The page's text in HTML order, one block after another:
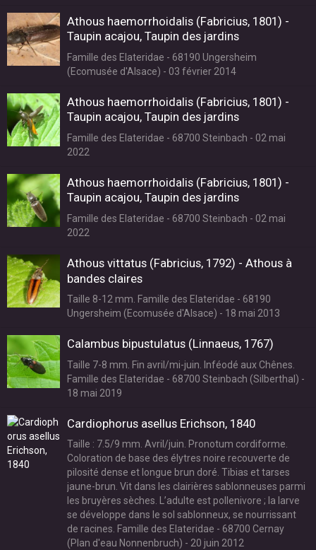
Athous haemorrhoidalis (Fabricius, 1801) -
Taupin acajou, Taupin des jardins
Famille des Elateridae - 68190 Ungersheim
(Ecomusée d'Alsace) - 03 février 2014
Athous haemorrhoidalis (Fabricius, 1801) -
Taupin acajou, Taupin des jardins
Famille des Elateridae - 68700 Steinbach - 02 mai
2022
Athous haemorrhoidalis (Fabricius, 1801) -
Taupin acajou, Taupin des jardins
Famille des Elateridae - 68700 Steinbach - 02 mai
2022
Athous vittatus (Fabricius, 1792) - Athous à
bandes claires
Taille 8-12 mm. Famille des Elateridae - 68190
Ungersheim (Ecomusée d'Alsace) - 18 mai 2013
Calambus bipustulatus (Linnaeus, 1767)
Taille 7-8 mm. Fin avril/mi-juin. Inféodé aux Chênes.
Famille des Elateridae - 68700 Steinbach (Silberthal) -
18 mai 2019
Cardiophorus asellus Erichson, 1840
Taille : 7.5/9 mm. Avril/juin. Pronotum cordiforme.
Coloration de base des élytres noire recouverte de
pilosité dense et longue brun doré. Tibias et tarses
jaune-brun. Vit dans les clairières sablonneuses parmi
les bruyères sèches. L’adulte est pollenivore ; la larve
se développe dans le sol sablonneux, se nourrissant
de racines. Famille des Elateridae - 68700 Cernay
(Plan d'eau Nonnenbruch) - 20 juin 2012